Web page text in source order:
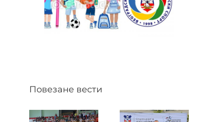
Повезане вести